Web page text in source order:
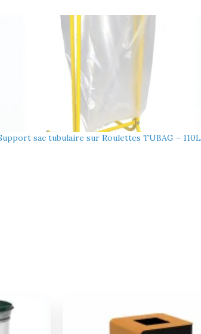
sac tubulaire sur Roulettes TUBAG – 110L